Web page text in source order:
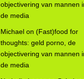
objectivering van mannen
de media
Michael on (Fast)food for
thoughts: geld porno, de
objectivering van mannen
de media